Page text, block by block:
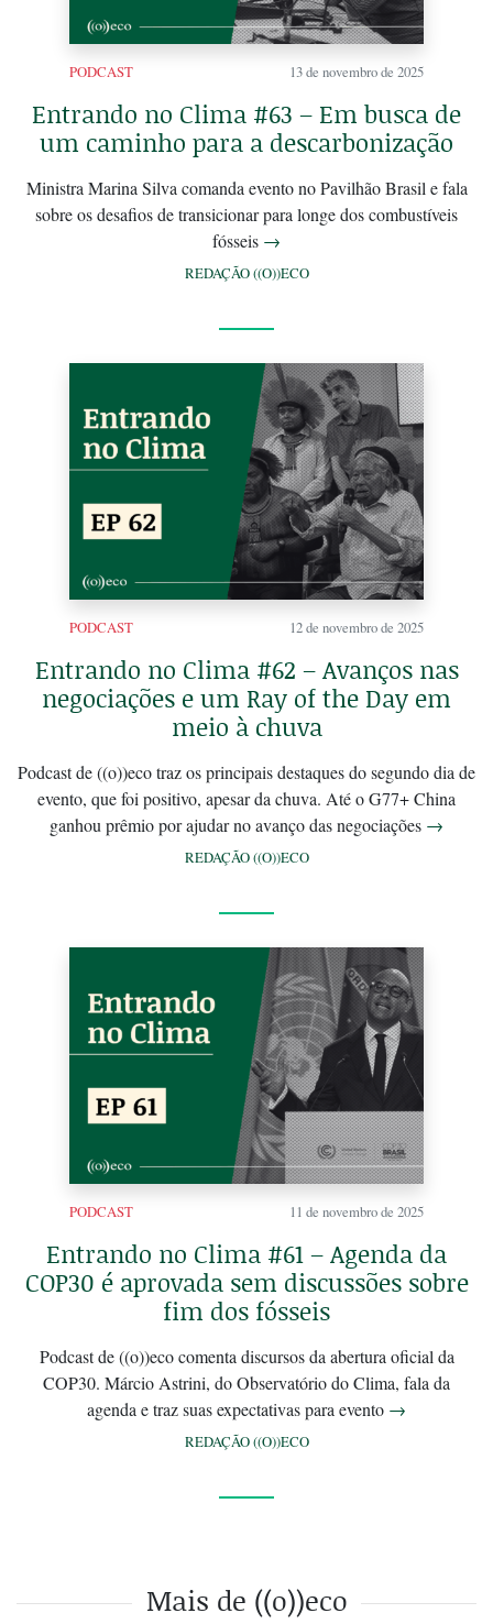
PODCAST 13 de novembro de 2025
Entrando no Clima #63 – Em busca de
um caminho para a descarbonização
Ministra Marina Silva comanda evento no Pavilhão Brasil e fala
sobre os desafios de transicionar para longe dos combustíveis
fósseis →
REDAÇÃO ((O))ECO
PODCAST 12 de novembro de 2025
Entrando no Clima #62 – Avanços nas
negociações e um Ray of the Day em
meio à chuva
Podcast de ((o))eco traz os principais destaques do segundo dia de
evento, que foi positivo, apesar da chuva. Até o G77+ China
ganhou prêmio por ajudar no avanço das negociações →
REDAÇÃO ((O))ECO
PODCAST 11 de novembro de 2025
Entrando no Clima #61 – Agenda da
COP30 é aprovada sem discussões sobre
fim dos fósseis
Podcast de ((o))eco comenta discursos da abertura oficial da
COP30. Márcio Astrini, do Observatório do Clima, fala da
agenda e traz suas expectativas para evento →
REDAÇÃO ((O))ECO
Mais de ((o))eco